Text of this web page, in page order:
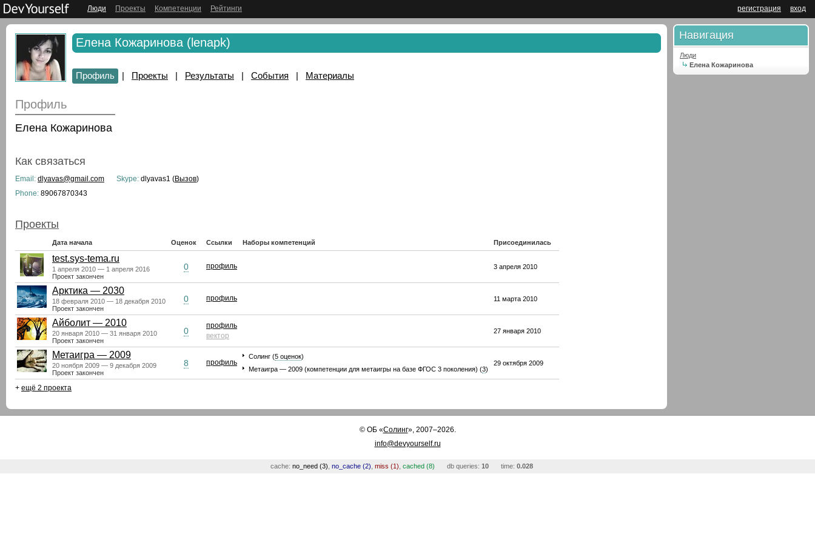
вход
регистрация
Люди Проекты Компетенции Рейтинги
Елена Кожаринова (lenapk)
Профиль | Проекты | Результаты | События | Материалы
Профиль
Елена Кожаринова
Как связаться
Email: dlyavas@gmail.com
Phone: 89067870343
Skype: dlyavas1 (Вызов)
Проекты
Дата начала Оценок Ссылки Наборы компетенций Присоединилась
test.sys-tema.ru
1 апреля 2010 — 1 апреля 2016
Проект закончен
0 профиль 3 апреля 2010
Арктика — 2030
18 февраля 2010 — 18 декабря 2010
Проект закончен
0 профиль 11 марта 2010
Айболит — 2010
20 января 2010 — 31 января 2010
Проект закончен
0
профиль
вектор
27 января 2010
Метаигра — 2009
20 ноября 2009 — 9 декабря 2009
Проект закончен
8 профиль
Солинг (5 оценок)
Метаигра — 2009 (компетенции для метаигры на базе ФГОС 3 поколения) (3)
29 октября 2009
+ ещё 2 проекта
Навигация
Люди
Елена Кожаринова
©ОБ «Солинг», 2007–2026.
info@devyourself.ru
cache: no_need (3) no_cache (2) miss (1) cached (8) db queries: 10 time: 0.028